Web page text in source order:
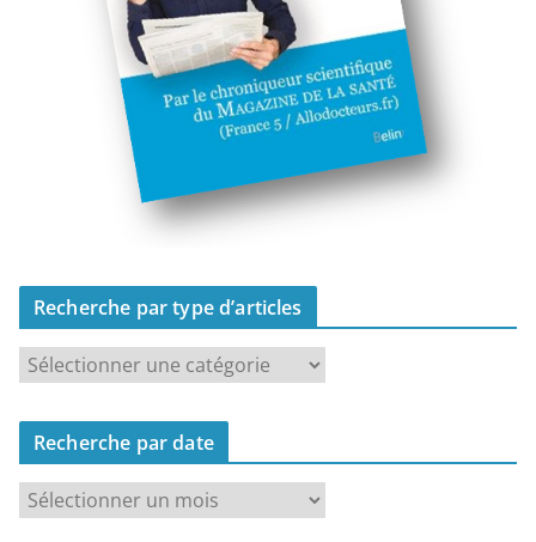
Recherche par type d’articles
e
c
e
Recherche par date
e